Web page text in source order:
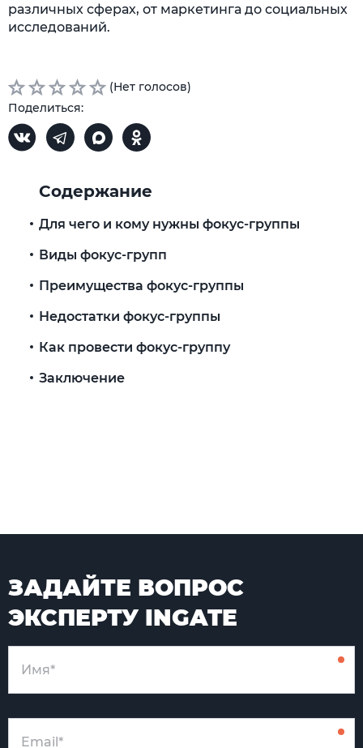
различных сферах, от маркетинга до социальных
исследований.
(Нет голосов)
Поделиться:
Содержание
Для чего и кому нужны фокус-группы
Виды фокус-групп
Преимущества фокус-группы
Недостатки фокус-группы
Как провести фокус-группу
Заключение
ЗАДАЙТЕ ВОПРОС
ЭКСПЕРТУ INGATE